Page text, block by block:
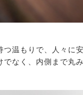
温もりで、人々に
なく、内側まで丸